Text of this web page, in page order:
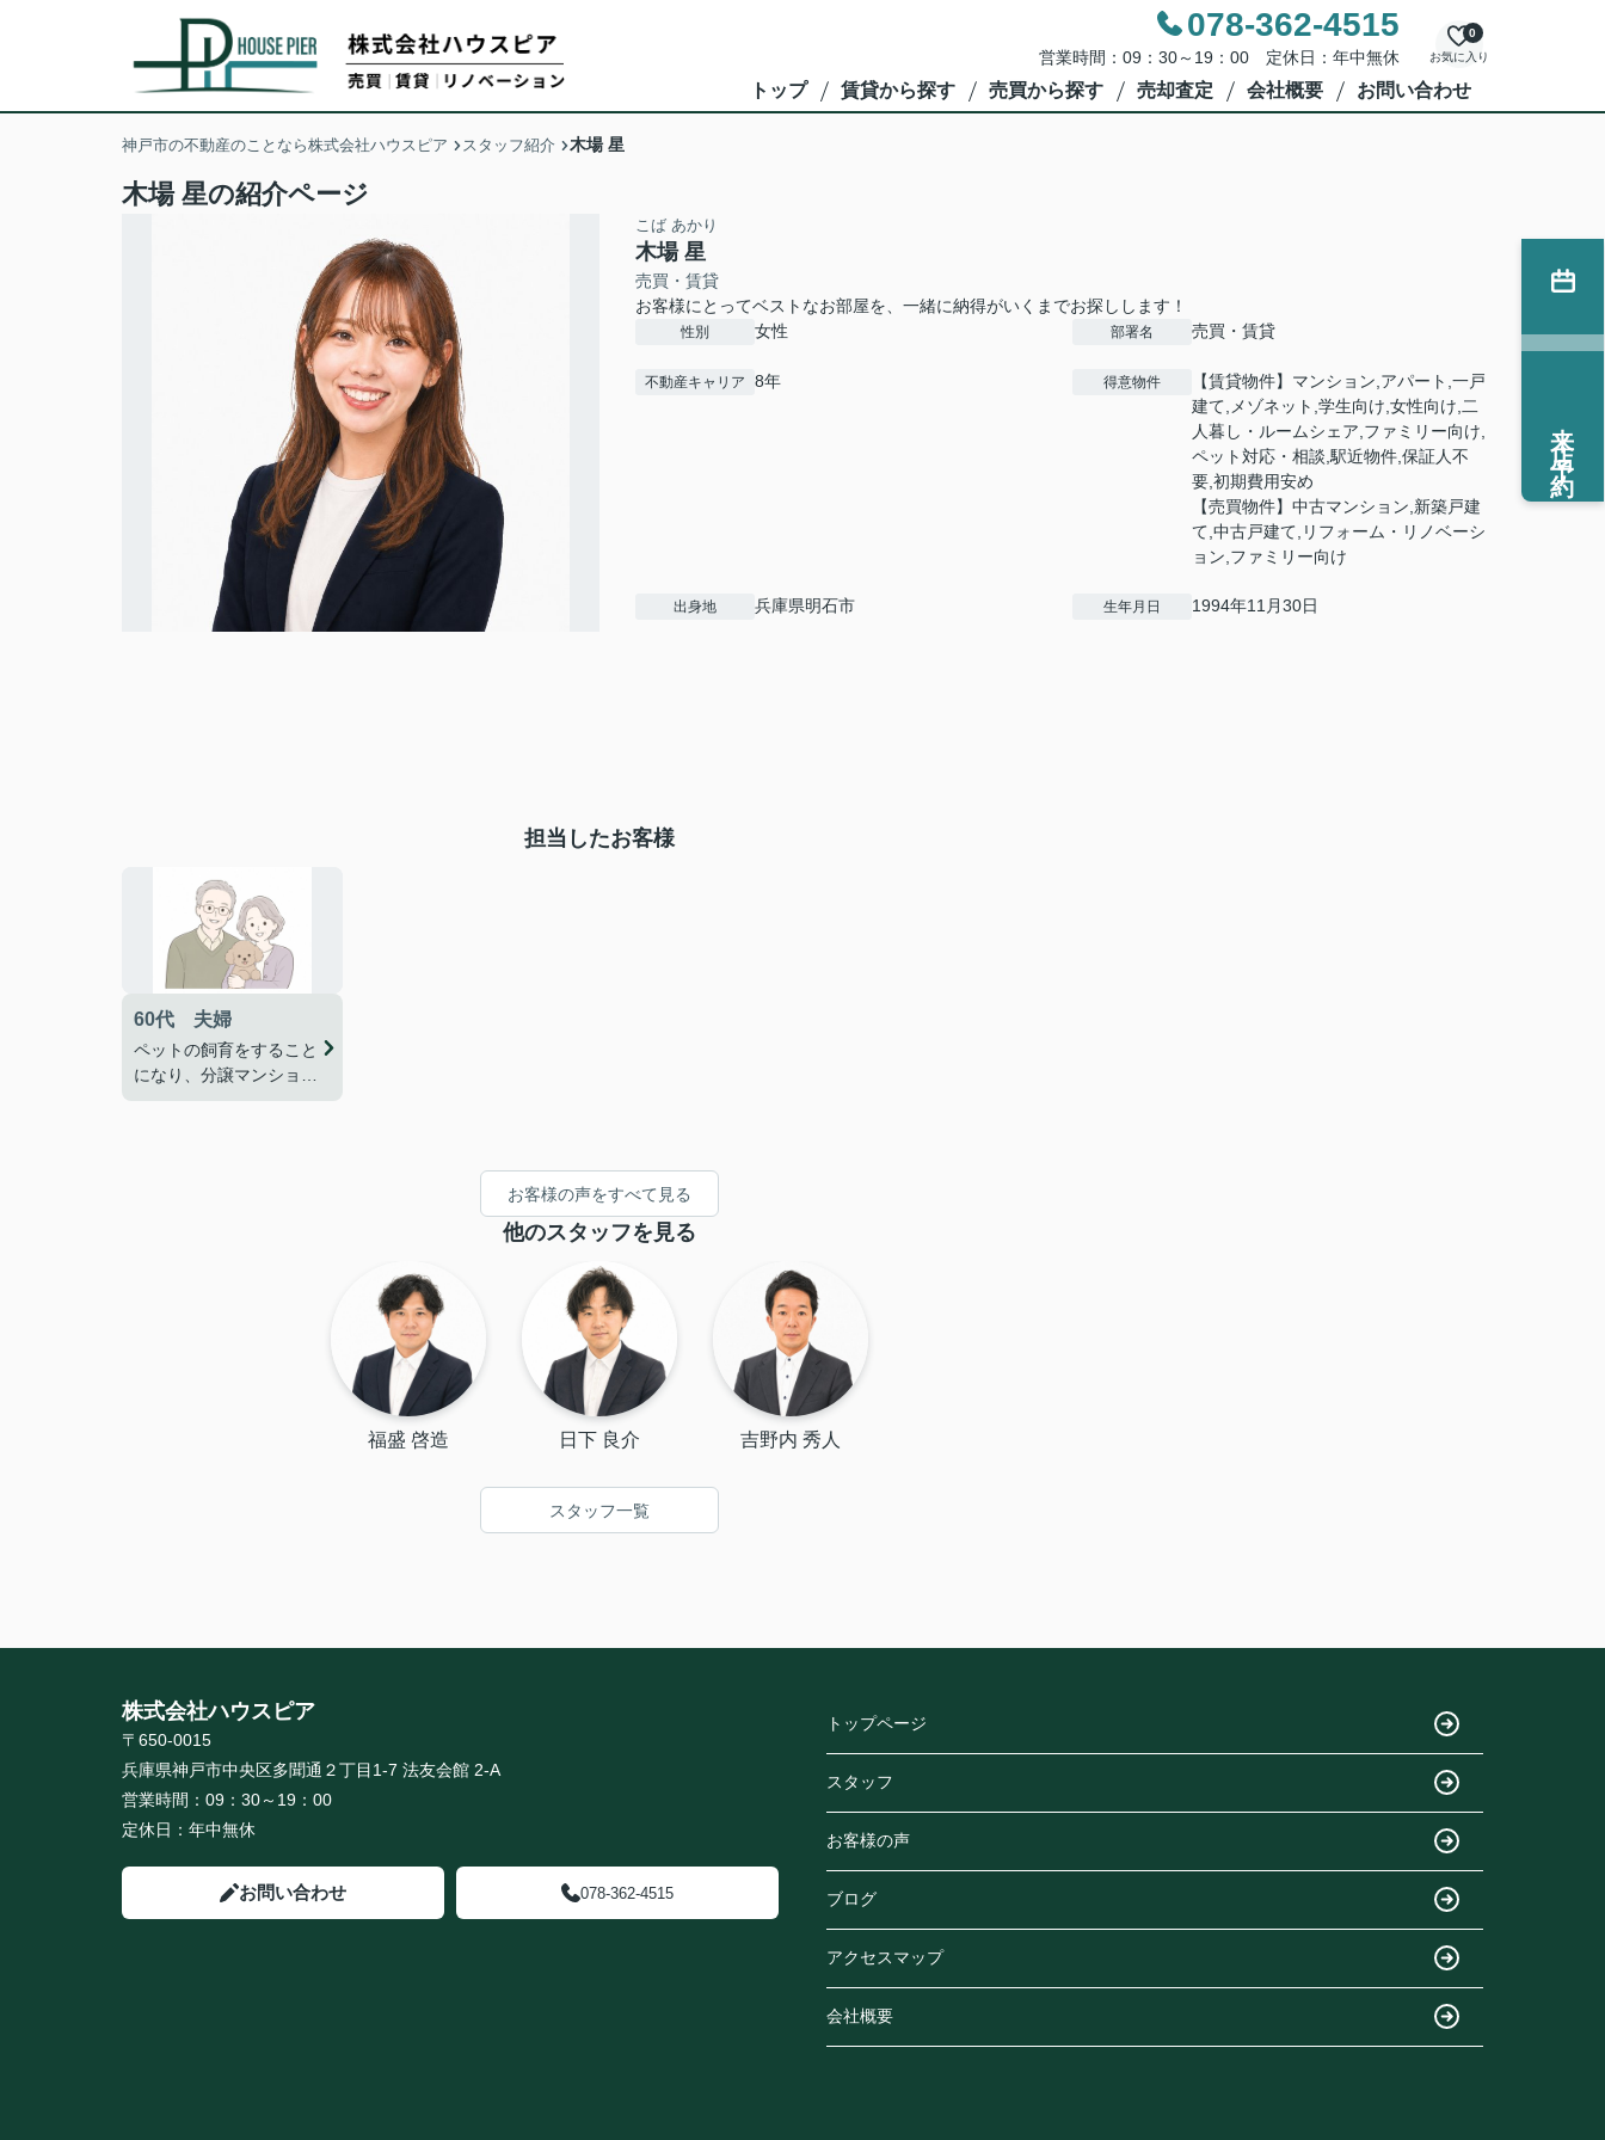
078-362-4515
営業時間：09：30～19：00 定休日：年中無休 お気に入り
0
トップ 賃貸から探す 売買から探す 売却査定 会社概要 お問い合わせ
神戸市の不動産のことなら株式会社ハウスピア スタッフ紹介 木場 星
木場 星の紹介ページ
こば あかり
木場 星
売買・賃貸
お客様にとってベストなお部屋を、一緒に納得がいくまでお探しします！
性別 女性 部署名 売買・賃貸
不動産キャリア 8年 得意物件
【賃貸物件】マンション,アパート,一戸
建て,メゾネット,学生向け,女性向け,二
人暮し・ルームシェア,ファミリー向け,
ペット対応・相談,駅近物件,保証人不
要,初期費用安め
【売買物件】中古マンション,新築戸建
て,中古戸建て,リフォーム・リノベーシ
ョン,ファミリー向け
出身地 兵庫県明石市 生年月日 1994年11月30日
担当したお客様
60代 夫婦
ペットの飼育をすること
になり、分譲マンション
から賃貸へお引越しをし
お客様の声をすべて見る
他のスタッフを見る
福盛 啓造 日下 良介 吉野内 秀人
スタッフ一覧
来店予約
株式会社ハウスピア
〒650-0015
兵庫県神戸市中央区多聞通２丁目1-7 法友会館 2-A
営業時間： 09：30～19：00
定休日： 年中無休
お問い合わせ 078-362-4515
トップページ
スタッフ
お客様の声
ブログ
アクセスマップ
会社概要